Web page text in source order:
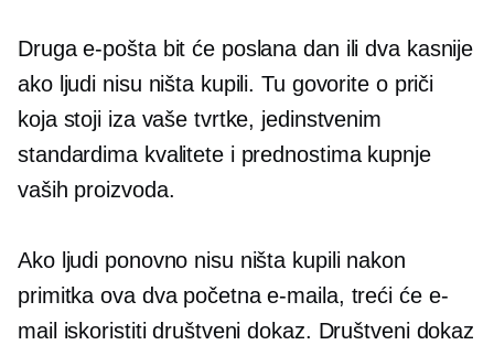
Druga e-pošta bit će poslana dan ili dva kasnije
ako ljudi nisu ništa kupili. Tu govorite o priči
koja stoji iza vaše tvrtke, jedinstvenim
standardima kvalitete i prednostima kupnje
vaših proizvoda.
Ako ljudi ponovno nisu ništa kupili nakon
primitka ova dva početna e-maila, treći će e-
mail iskoristiti društveni dokaz. Društveni dokaz